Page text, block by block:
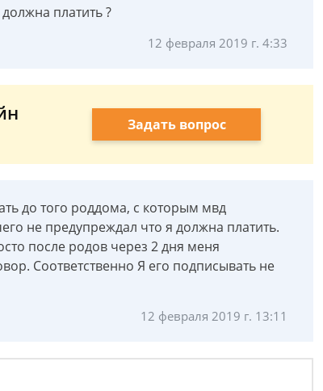
платить ?
12 февраля 2019 г. 4:33
Задать вопрос
до того роддома, с которым мвд
не предупреждал что я должна платить.
после родов через 2 дня меня
Соответственно Я его подписывать не
12 февраля 2019 г. 13:11